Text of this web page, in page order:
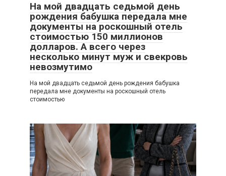
На мой двадцать седьмой день
рождения бабушка передала мне
документы на роскошный отель
стоимостью 150 миллионов
долларов. А всего через
несколько минут муж и свекровь
невозмутимо
На мой двадцать седьмой день рождения бабушка
передала мне документы на роскошный отель
стоимостью